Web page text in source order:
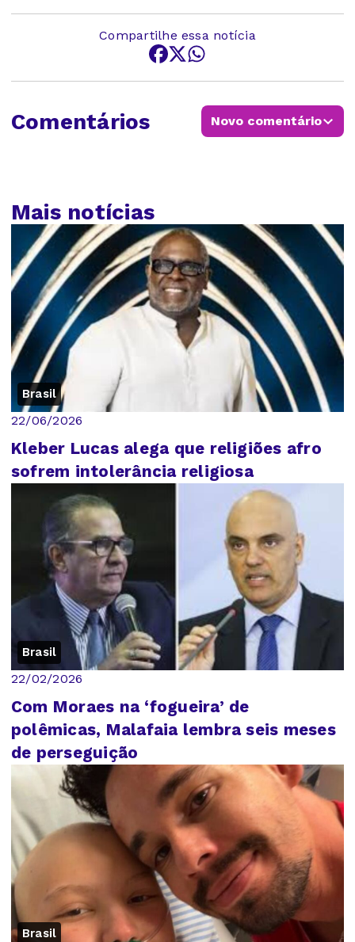
Compartilhe essa notícia
Comentários Novo comentário
Mais notícias
Brasil
22/06/2026
Kleber Lucas alega que religiões afro
sofrem intolerância religiosa
Brasil
22/02/2026
Com Moraes na ‘fogueira’ de
polêmicas, Malafaia lembra seis meses
de perseguição
Brasil